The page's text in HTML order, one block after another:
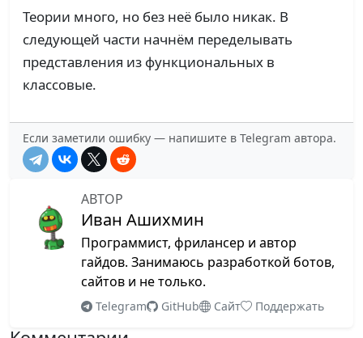
Теории много, но без неё было никак. В
следующей части начнём переделывать
представления из функциональных в
классовые.
Если заметили ошибку — напишите в Telegram автора.
АВТОР
Иван Ашихмин
Программист, фрилансер и автор
гайдов. Занимаюсь разработкой ботов,
сайтов и не только.
Telegram GitHub Сайт Поддержать